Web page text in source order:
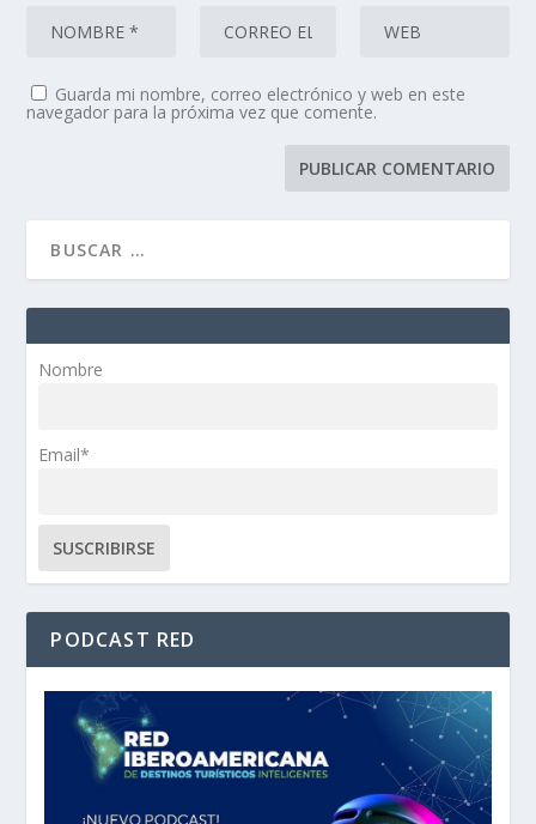
Guarda mi nombre, correo electrónico y web en este
navegador para la próxima vez que comente.
Nombre
Email*
PODCAST RED